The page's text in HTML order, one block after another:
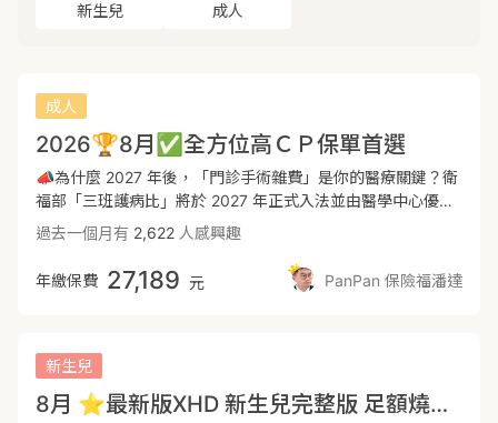
新生兒 成人
成人
2026🏆8月✅全方位高ＣＰ保單首選
📣為什麼 2027 年後，「門診手術雜費」是你的醫療關鍵？衛
福部「三班護病比」將於 2027 年正式入法並由醫學中心優先
上路。台大醫院已率先宣布：未來心導管、膀胱鏡等手術將全
面推行「一日手術」（當天開刀、傍晚返家）過去那種「為了
理賠住院觀察」的時代即將結束！🏆 本保單對抗「一日手
術」的 3 大核心優勢第一、手術突破 2-2-7 限制，門診特殊處
7）」內就不理賠，或是根本不賠門診手術雜費。對策： 本保
門診手術特殊處置！即使未來像心導管這類處置在醫院被歸類
過去一個月有 2,622 人感興趣
年繳保費 27,189 元 PanPan 保險福潘達
新生兒
8月 ⭐️最新版XHD 新生兒完整版 足額燒燙傷保障(全球+新安產)